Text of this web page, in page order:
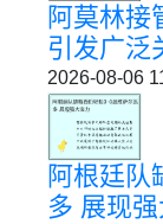
阿莫林接
引发广泛
2026-08-06
阿根廷队
多 展现